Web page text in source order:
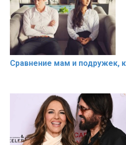
Сравнение мам и подружек,